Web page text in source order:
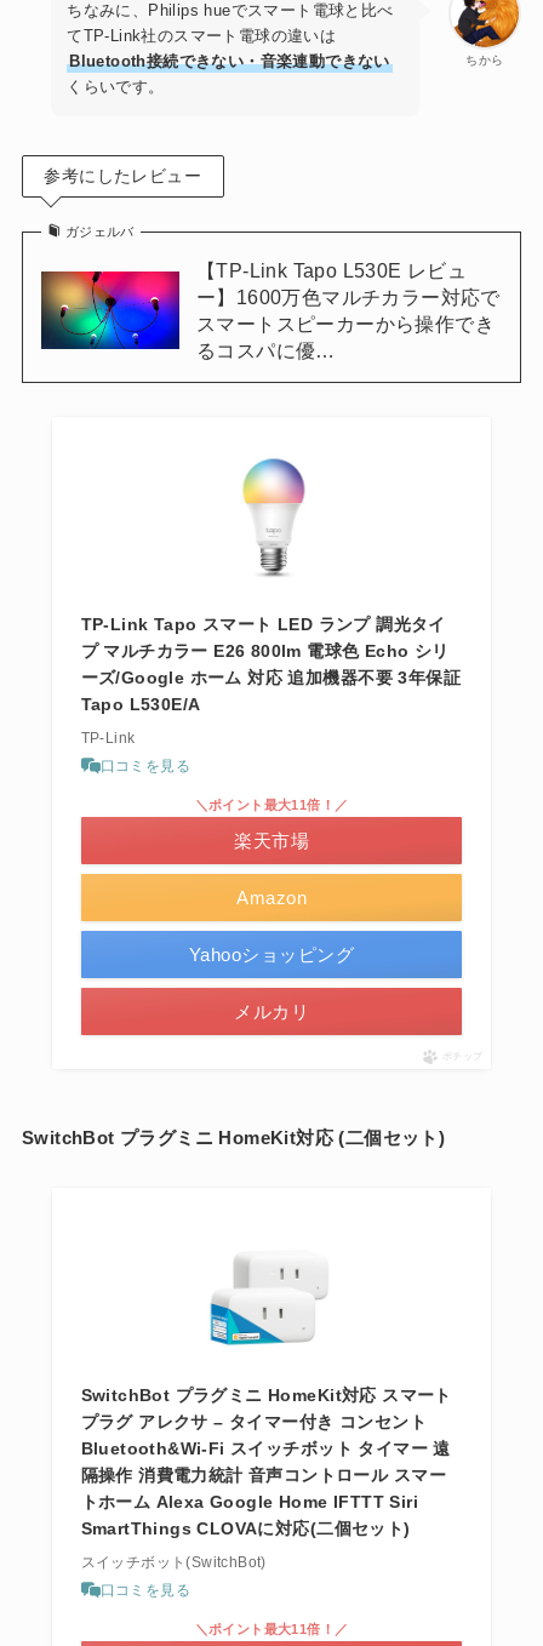
ちから
ちなみに、Philips hueでスマート電球と比べ
てTP-Link社のスマート電球の違いは
Bluetooth接続できない・音楽連動できない
くらいです。
参考にしたレビュー
ガジェルバ
【TP-Link Tapo L530E レビュ
ー】1600万色マルチカラー対応で
スマートスピーカーから操作でき
るコスパに優…
TP-Link Tapo スマート LED ランプ 調光タイ
プ マルチカラー E26 800lm 電球色 Echo シリ
ーズ/Google ホーム 対応 追加機器不要 3年保証
Tapo L530E/A
TP-Link
口コミを見る
Amazon
＼ポイント最大11倍！／
楽天市場
Yahooショッピング
メルカリ
ポチップ
SwitchBot プラグミニ HomeKit対応 (二個セット)
SwitchBot プラグミニ HomeKit対応 スマート
プラグ アレクサ – タイマー付き コンセント
Bluetooth&Wi-Fi スイッチボット タイマー 遠
隔操作 消費電力統計 音声コントロール スマー
トホーム Alexa Google Home IFTTT Siri
SmartThings CLOVAに対応(二個セット)
スイッチボット(SwitchBot)
口コミを見る
＼ポイント最大11倍！／